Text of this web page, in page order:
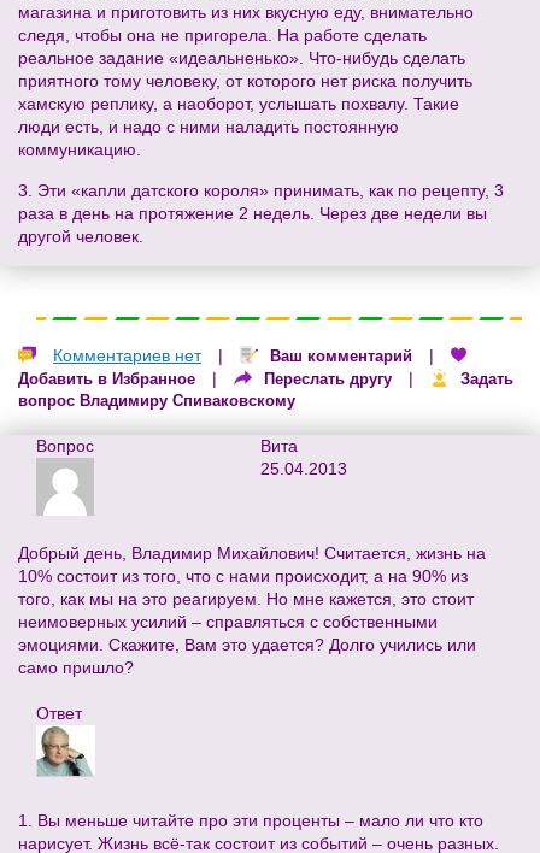
магазина и приготовить из них вкусную еду, внимательно
следя, чтобы она не пригорела. На работе сделать
реальное задание «идеальненько». Что-нибудь сделать
приятного тому человеку, от которого нет риска получить
хамскую реплику, а наоборот, услышать похвалу. Такие
люди есть, и надо с ними наладить постоянную
коммуникацию.
3. Эти «капли датского короля» принимать, как по рецепту, 3
раза в день на протяжение 2 недель. Через две недели вы
другой человек.
Комментариев нет | Ваш комментарий |
Добавить в Избранное | Переслать другу |
Задать
вопрос Владимиру Спиваковскому
Вопрос
Вита
25.04.2013
Добрый день, Владимир Михайлович! Считается, жизнь на
10% состоит из того, что с нами происходит, а на 90% из
того, как мы на это реагируем. Но мне кажется, это стоит
неимоверных усилий – справляться с собственными
эмоциями. Скажите, Вам это удается? Долго учились или
само пришло?
Ответ
1. Вы меньше читайте про эти проценты – мало ли что кто
нарисует. Жизнь всё-так состоит из событий – очень разных.